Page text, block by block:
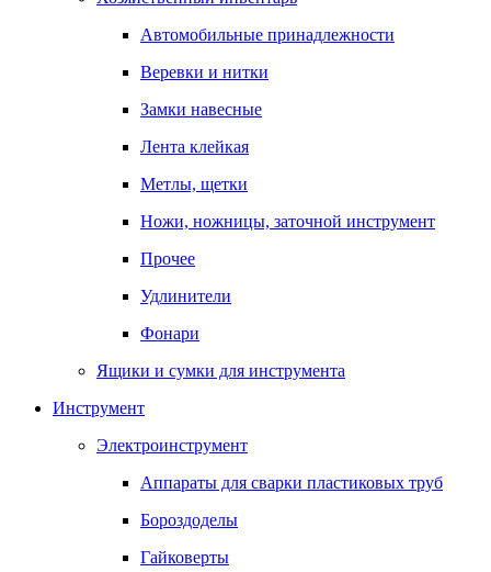
Автомобильные принадлежности
Веревки и нитки
Замки навесные
Лента клейкая
Метлы, щетки
Ножи, ножницы, заточной инструмент
Прочее
Удлинители
Фонари
Ящики и сумки для инструмента
Инструмент
Электроинструмент
Аппараты для сварки пластиковых труб
Бороздоделы
Гайковерты